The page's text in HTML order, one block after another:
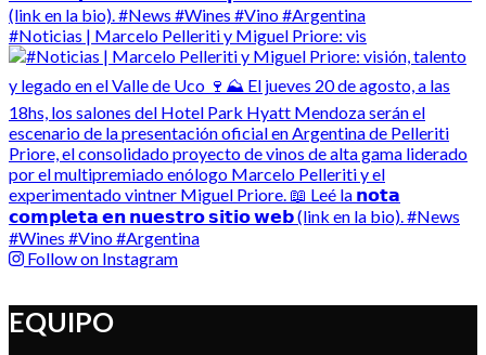
#Noticias | Marcelo Pelleriti y Miguel Priore: vis
Follow on Instagram
EQUIPO